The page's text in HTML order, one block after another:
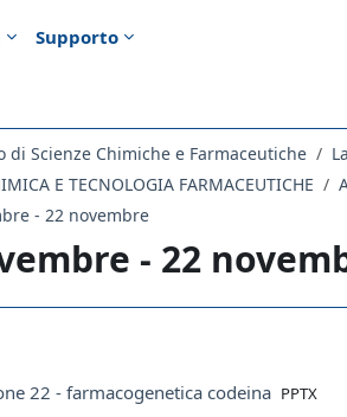
Supporto
di Scienze Chimiche e Farmaceutiche
E TECNOLOGIA FARMACEUTICHE
- 22 novembre
- 22
22 - farmacogenetica codeina File
PPTX